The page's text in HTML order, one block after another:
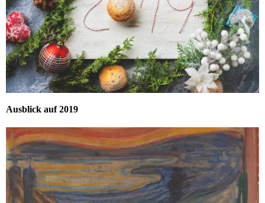
Ausblick auf 2019